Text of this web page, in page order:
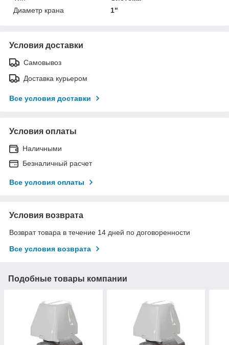
Диаметр крана
1"
Условия доставки
Самовывоз
Доставка курьером
Все условия доставки
Условия оплаты
Наличными
Безналичный расчет
Все условия оплаты
Условия возврата
Возврат товара в течение 14 дней по договоренности
Все условия возврата
Подобные товары компании